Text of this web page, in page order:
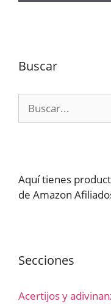
Buscar
Aquí tienes
de Amazon
Secciones
Acertijos y